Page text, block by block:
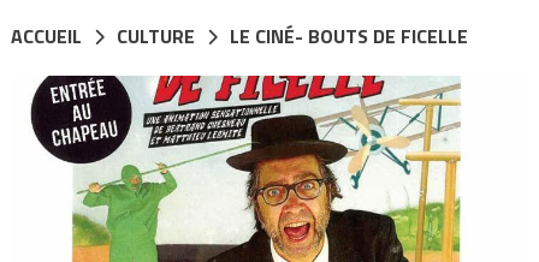
ACCUEIL CULTURE LE CINÉ- BOUTS DE FICELLE